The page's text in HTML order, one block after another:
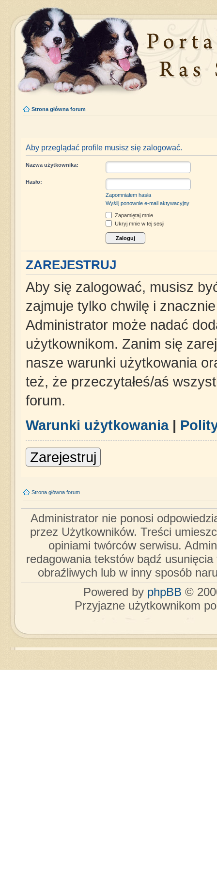
Strona główna forum
Aby przeglądać profile musisz się zalogować.
Nazwa użytkownika:
Hasło:
Zapomniałem hasła
Wyślij ponownie e-mail aktywacyjny
Zapamiętaj mnie
Ukryj mnie w tej sesji
ZAREJESTRUJ
Aby się zalogować, musisz
zajmuje tylko chwilę i
Administrator może nadać
użytkownikom. Zanim się
nasze warunki użytkowania
też, że przeczytałeś/aś
forum.
Warunki użytkowania|
Zarejestruj
Strona główna forum
Administrator nie ponosi
przez Użytkowników. Treści
opiniami twórców serwisu.
redagowania tekstów bądź
obraźliwych lub w inny sposób
Powered by phpBB ©
Przyjazne użytkownikom